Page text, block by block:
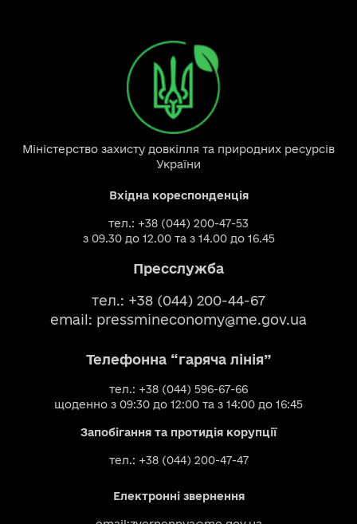
Міністерство захисту довкілля та природних ресурсів
України
Вхідна кореспонденція
тел.: +38 (044) 200-47-53
з 09.30 до 12.00 та з 14.00 до 16.45
Пресслужба
тел.: +38 (044) 200-44-67
email: pressmineconomy@me.gov.ua
Телефонна “гаряча лінія”
тел.: +38 (044) 596-67-66
щоденно з 09:30 до 12:00 та з 14:00 до 16:45
Запобігання та протидія корупції
тел.: +38 (044) 200-47-47
Електронні звернення